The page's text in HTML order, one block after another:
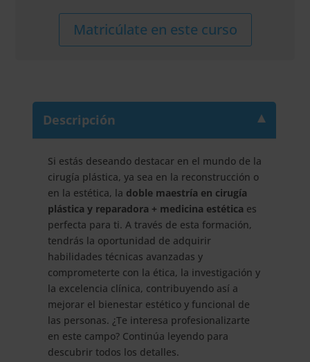
3.560,00$.
890,00$.
Internacional
y
Reparadora
Internacional
en
Medicina
Estética
-
Doble
Titulación
-
Diploma
Acreditado
por
Apostilla
de
Matricúlate en este curso
Descripción
Si estás deseando destacar en el mundo de la
cirugía plástica, ya sea en la reconstrucción o
en la estética, la doble maestría en cirugía
plástica y reparadora + medicina estética es
perfecta para ti. A través de esta formación,
tendrás la oportunidad de adquirir
habilidades técnicas avanzadas y
comprometerte con la ética, la investigación y
la excelencia clínica, contribuyendo así a
mejorar el bienestar estético y funcional de
las personas. ¿Te interesa profesionalizarte
en este campo? Continúa leyendo para
descubrir todos los detalles.